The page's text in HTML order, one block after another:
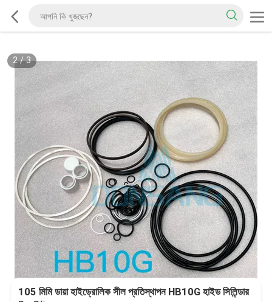
2/3
105 মিমি ডায়া হাইড্রোলিক সীল প্রতিস্থাপন HB10G হাইড সিলিন্ডার